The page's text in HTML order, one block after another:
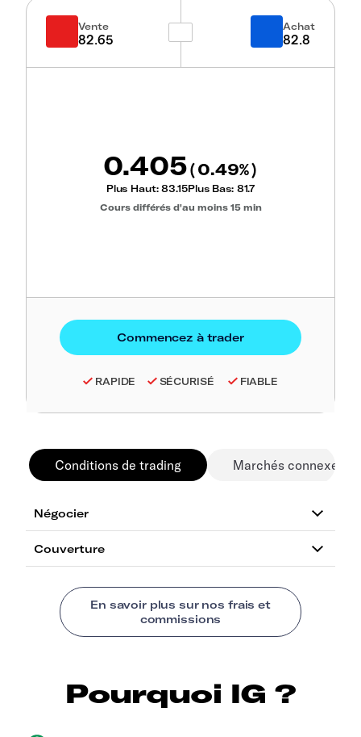
Vente
82.65
Achat
82.8
0.405(0.49%)
Plus Haut:83.15Plus Bas: 81.7
Cours différés d'au moins 15 min
RAPIDE SÉCURISÉ FIABLE
Conditions de trading Marchés connexes
Pourquoi IG ?